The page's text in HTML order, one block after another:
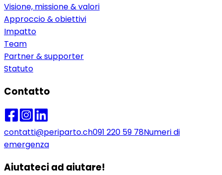
Visione, missione & valori
Approccio & obiettivi
Impatto
Team
Partner & supporter
Statuto
Contatto
contatti@periparto.ch091 220 59 78Numeri di
emergenza
Aiutateci ad aiutare!